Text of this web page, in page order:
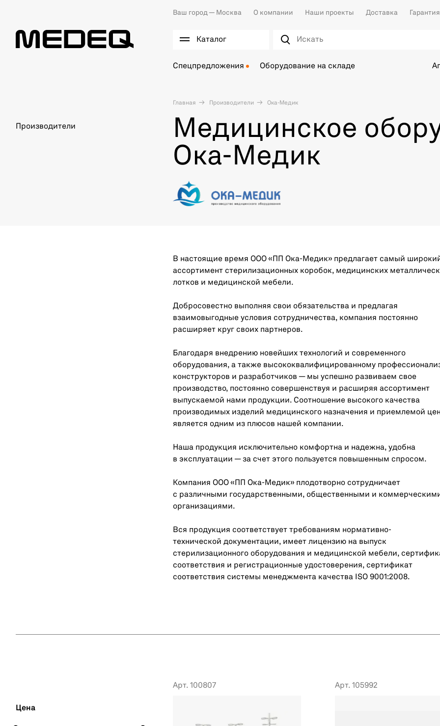
Ваш город — Москва О компании Наши проекты Доставка Гарантия
Каталог
Спецпредложения Оборудование на складе
Главная Производители Ока-Медик
Производители
Медицинское
Ока-Медик
В настоящие время ООО «ПП Ока-Медик» предлагает самый
ассортимент стерилизационных коробок, медицинских
лотков и медицинской мебели.
Добросовестно выполняя свои обязательства и предлагая
взаимовыгодные условия сотрудничества, компания постоянно
расширяет круг своих партнеров.
Благодаря внедрению новейших технологий и современного
оборудования, а также высококвалифицированному
конструкторов и разработчиков — мы успешно развиваем свое
производство, постоянно совершенствуя и расширяя ассортимент
выпускаемой нами продукции. Соотношение высокого качества
производимых изделий медицинского назначения и приемлемой
является одним из плюсов нашей компании.
Наша продукция исключительно комфортна и надежна, удобна
в эксплуатации — за счет этого пользуется повышенным спросом.
Компания ООО «ПП Ока-Медик» плодотворно сотрудничает
с различными государственными, общественными и
организациями.
Вся продукция соответствует требованиям нормативно-
технической документации, имеет лицензию на выпуск
стерилизационного оборудования и медицинской мебели,
соответствия и регистрационные удостоверения, сертификат
соответствия системы менеджмента качества ISO 9001:2008.
Цена
Арт. 100807 Арт. 105992